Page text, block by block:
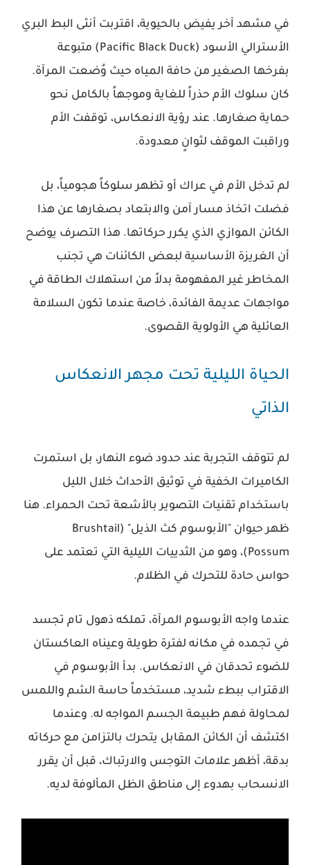
في مشهد آخر يفيض بالحيوية، اقتربت أنثى البط البري
الأسترالي الأسود (Pacific Black Duck) متبوعة
بفرخها الصغير من حافة المياه حيث وُضعت المرآة.
كان سلوك الأم حذراً للغاية وموجهاً بالكامل نحو
حماية صغارها. عند رؤية الانعكاس، توقفت الأم
وراقبت الموقف لثوانٍ معدودة.
لم تدخل الأم في عراك أو تظهر سلوكاً هجومياً، بل
فضلت اتخاذ مسار آمن والابتعاد بصغارها عن هذا
الكائن الموازي الذي يكرر حركاتها. هذا التصرف يوضح
أن الغريزة الأساسية لبعض الكائنات هي تجنب
المخاطر غير المفهومة بدلاً من استهلاك الطاقة في
مواجهات عديمة الفائدة، خاصة عندما تكون السلامة
العائلية هي الأولوية القصوى.
الحياة الليلية تحت مجهر الانعكاس
الذاتي
لم تتوقف التجربة عند حدود ضوء النهار، بل استمرت
الكاميرات الخفية في توثيق الأحداث خلال الليل
باستخدام تقنيات التصوير بالأشعة تحت الحمراء. هنا
ظهر حيوان "الأبوسوم كث الذيل" (Brushtail
Possum)، وهو من الثدييات الليلية التي تعتمد على
حواس حادة للتحرك في الظلام.
عندما واجه الأبوسوم المرآة، تملكه ذهول تام تجسد
في تجمده في مكانه لفترة طويلة وعيناه العاكستان
للضوء تحدقان في الانعكاس. بدأ الأبوسوم في
الاقتراب ببطء شديد، مستخدماً حاسة الشم واللمس
لمحاولة فهم طبيعة الجسم المواجه له. وعندما
اكتشف أن الكائن المقابل يتحرك بالتزامن مع حركاته
بدقة، أظهر علامات التوجس والارتباك، قبل أن يقرر
الانسحاب بهدوء إلى مناطق الظل المألوفة لديه.